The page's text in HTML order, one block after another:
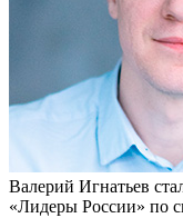
Валерий Игнатьев
«Лидеры России» по